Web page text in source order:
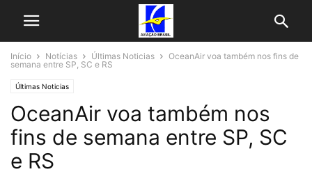
Início Notícias Últimas Noticias
OceanAir voa também nos fins de
semana entre SP, SC e RS
Últimas Noticias
OceanAir voa também nos
fins de semana entre SP, SC
e RS